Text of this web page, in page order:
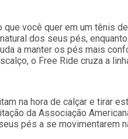
você quer em um tênis
dos seus pés,
a manter os pés mais
o Free Ride cruza a
na hora de calçar e tirar
da Associação
pés a se movimentarem